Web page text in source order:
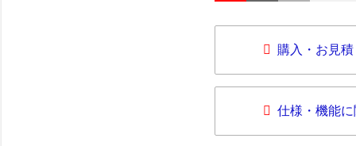
購入・お見
仕様・機能